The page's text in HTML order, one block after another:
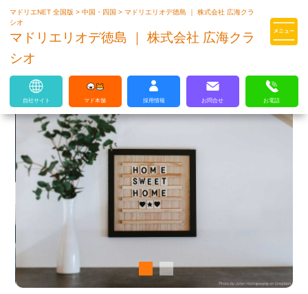
マドリエはLIXILの厳しい基準を
マドリエNET 全国版>中国・四国>マドリエリオデ徳島 ｜ 株式会社 広海クラ
シオ
マドリエリオデ徳島 ｜ 株式会社 広海クラ
シオ
自社サイト マド本舗 採用情報 お問合せ お電話